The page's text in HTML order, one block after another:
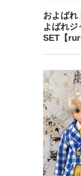
およば
よばれジ
SET【